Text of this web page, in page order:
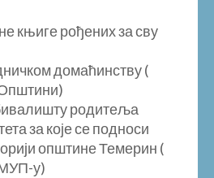
књиге рођених за сву
домаћинству (
родитеља
за које се подноси
општине Темерин (
у)